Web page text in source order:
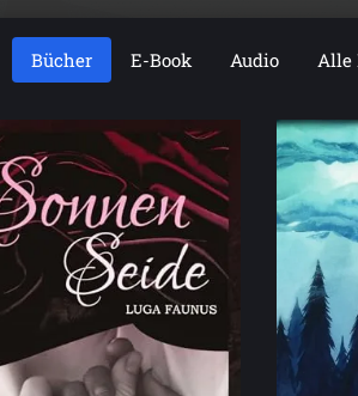
Bücher E-Book Audio Alle